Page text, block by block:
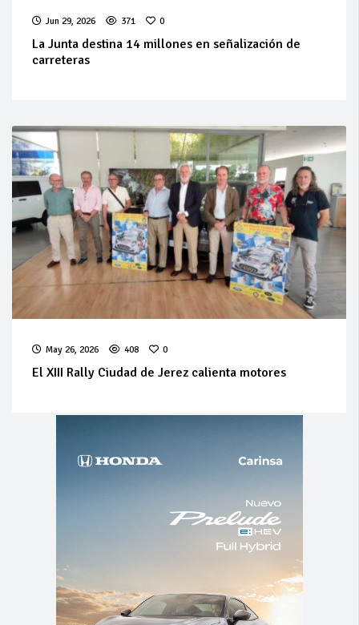
Jun 29, 2026 371 0
La Junta destina 14 millones en señalización de
carreteras
May 26, 2026 408 0
El XIII Rally Ciudad de Jerez calienta motores